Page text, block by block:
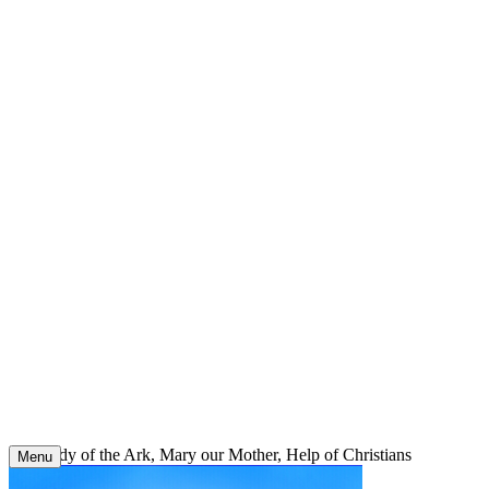
Our Lady of the Ark, Mary our Mother, Help of Christians
Menu